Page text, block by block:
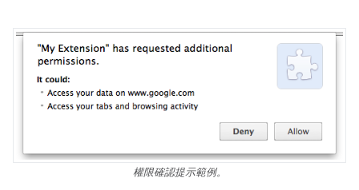
權限確認提示範例。